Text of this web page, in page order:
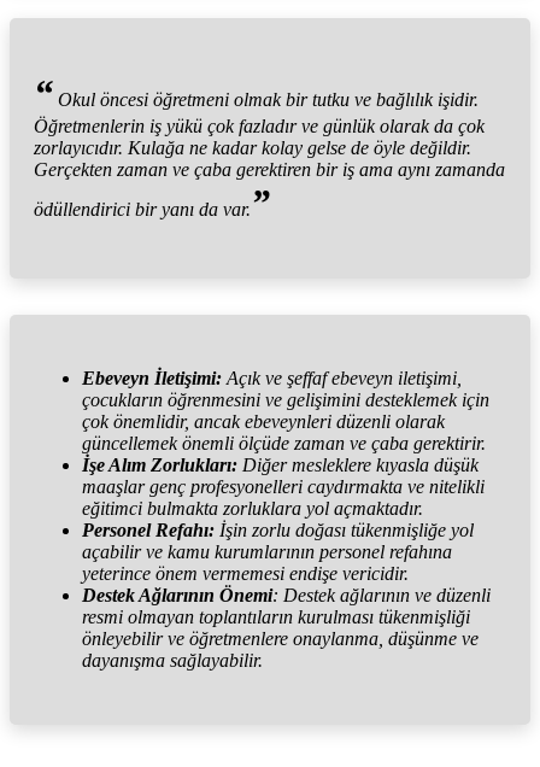
“ Okul öncesi öğretmeni olmak bir tutku ve bağlılık işidir.
Öğretmenlerin iş yükü çok fazladır ve günlük olarak da çok
zorlayıcıdır. Kulağa ne kadar kolay gelse de öyle değildir.
Gerçekten zaman ve çaba gerektiren bir iş ama aynı zamanda
ödüllendirici bir yanı da var.”
Ebeveyn İletişimi: Açık ve şeffaf ebeveyn iletişimi,
çocukların öğrenmesini ve gelişimini desteklemek için
çok önemlidir, ancak ebeveynleri düzenli olarak
güncellemek önemli ölçüde zaman ve çaba gerektirir.
İşe Alım Zorlukları: Diğer mesleklere kıyasla düşük
maaşlar genç profesyonelleri caydırmakta ve nitelikli
eğitimci bulmakta zorluklara yol açmaktadır.
Personel Refahı: İşin zorlu doğası tükenmişliğe yol
açabilir ve kamu kurumlarının personel refahına
yeterince önem vermemesi endişe vericidir.
Destek Ağlarının Önemi: Destek ağlarının ve düzenli
resmi olmayan toplantıların kurulması tükenmişliği
önleyebilir ve öğretmenlere onaylanma, düşünme ve
dayanışma sağlayabilir.